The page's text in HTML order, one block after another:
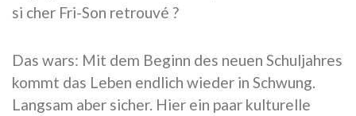
si cher Fri-Son retrouvé ?
Das wars: Mit dem Beginn des neuen Schuljahres
kommt das Leben endlich wieder in Schwung.
Langsam aber sicher. Hier ein paar kulturelle